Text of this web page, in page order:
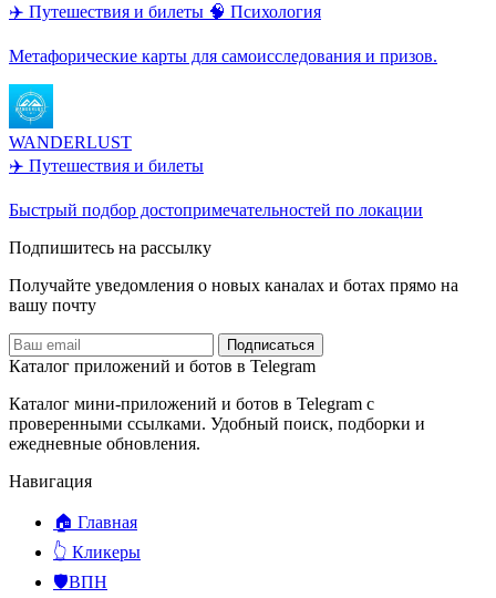
✈️ Путешествия и билеты 🧠 Психология
Метафорические карты для самоисследования и призов.
WANDERLUST
✈️ Путешествия и билеты
Быстрый подбор достопримечательностей по локации
Подпишитесь на рассылку
Получайте уведомления о новых каналах и ботаx прямо на
вашу почту
Подписаться
Каталог приложений и ботов в Telegram
Каталог мини-приложений и ботов в Telegram с
проверенными ссылками. Удобный поиск, подборки и
ежедневные обновления.
Навигация
🏠 Главная
👆 Кликеры
🛡️ВПН